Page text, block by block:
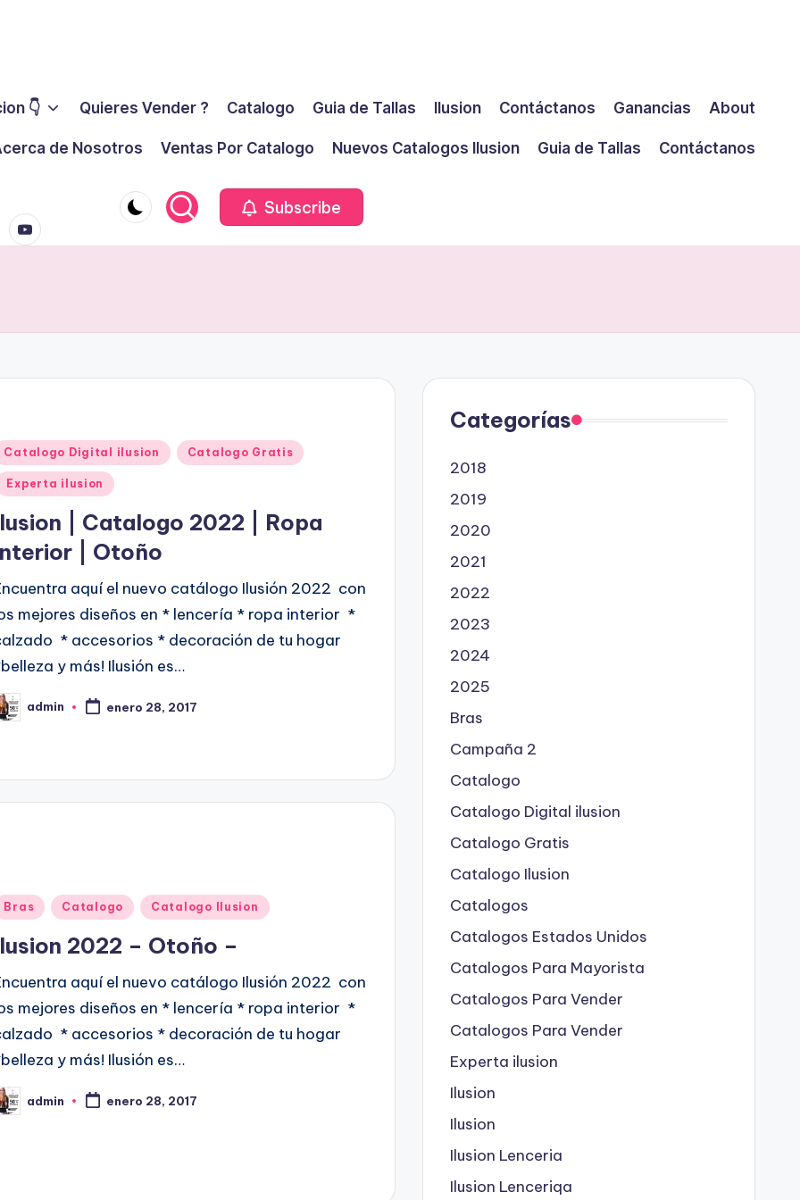
👇 Quieres Vender ? Catalogo Guia de Tallas Ilusion Contáctanos Ganancias About
de Nosotros Ventas Por Catalogo Nuevos Catalogos Ilusion Guia de Tallas
Contáctanos
Subscribe
Catalogo Digital ilusion Catalogo Gratis
Experta ilusion
| Catalogo 2022 | Ropa
| Otoño
aquí el nuevo catálogo Ilusión 2022 con
mejores diseños en * lencería * ropa interior *
* accesorios * decoración de tu hogar
y más! Ilusión es…
admin enero 28, 2017
Bras Catalogo Catalogo Ilusion
2022 – Otoño –
aquí el nuevo catálogo Ilusión 2022 con
mejores diseños en * lencería * ropa interior *
* accesorios * decoración de tu hogar
y más! Ilusión es…
admin enero 28, 2017
Categorías
2018
2019
2020
2021
2022
2023
2024
2025
Bras
Campaña 2
Catalogo
Catalogo Digital ilusion
Catalogo Gratis
Catalogo Ilusion
Catalogos
Catalogos Estados Unidos
Catalogos Para Mayorista
Catalogos Para Vender
Catalogos Para Vender
Experta ilusion
Ilusion
Ilusion
Ilusion Lenceria
Ilusion Lenceriqa